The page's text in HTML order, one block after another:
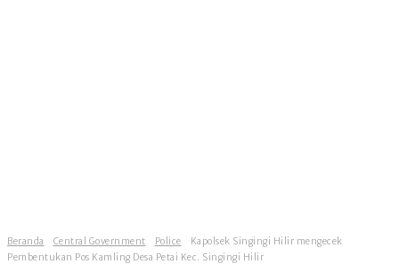
Beranda Central Government Police
Kapolsek Singingi Hilir mengecek
Pembentukan Pos Kamling Desa Petai Kec. Singingi Hilir